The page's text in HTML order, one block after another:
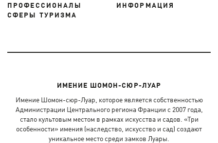
ПРОФЕССИОНАЛЫ
СФЕРЫ ТУРИЗМА
ИНФОРМАЦИЯ
ИМЕНИЕ ШОМОН-СЮР-ЛУАР
Имение Шомон-сюр-Луар, которое является собственностью
Администрации Центрального региона Франции с 2007 года,
стало культовым местом в рамках искусства и садов. «Три
особенности» имения (наследство, искусство и сад) создают
уникальное место среди замков Луары.